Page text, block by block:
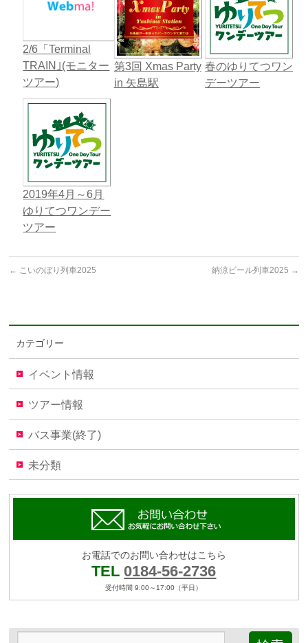
2/6「Terminal
TRAIN｣(モニター
ツアー)
第3回 Xmas Party
in 矢島駅
春のゆりてつワン
デーツアー
2019年4月～6月
ゆりてつワンデー
ツアー
← こいのぼり列車2025 納涼ビール列車2025 →
カテゴリー
イベント情報
ツアー情報
バス事業(終了)
未分類
お電話でのお問い合わせはこちら
TEL 0184-56-2736
受付時間 9:00～17:00（平日）